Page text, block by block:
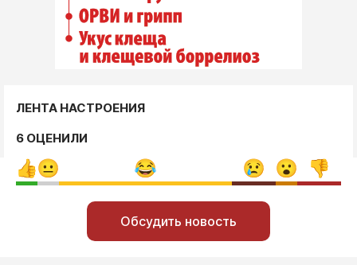
ЛЕНТА НАСТРОЕНИЯ
6 ОЦЕНИЛИ
Обсудить новость